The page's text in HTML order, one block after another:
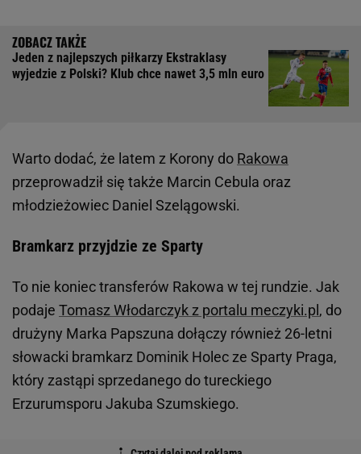
Jeden z najlepszych piłkarzy Ekstraklasy
wyjedzie z Polski? Klub chce nawet 3,5 mln euro
Warto dodać, że latem z Korony do Rakowa
przeprowadził się także Marcin Cebula oraz
młodzieżowiec Daniel Szelągowski.
Bramkarz przyjdzie ze Sparty
To nie koniec transferów Rakowa w tej rundzie. Jak
podaje Tomasz Włodarczyk z portalu meczyki.pl , do
drużyny Marka Papszuna dołączy również 26-letni
słowacki bramkarz Dominik Holec ze Sparty Praga,
który zastąpi sprzedanego do tureckiego
Erzurumsporu Jakuba Szumskiego.